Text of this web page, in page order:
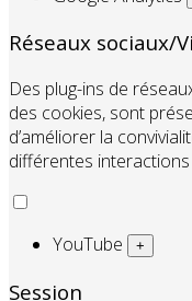
Réseaux sociaux/
Des plug-ins de
des cookies, sont
d’améliorer la
différentes
YouTube +
Session